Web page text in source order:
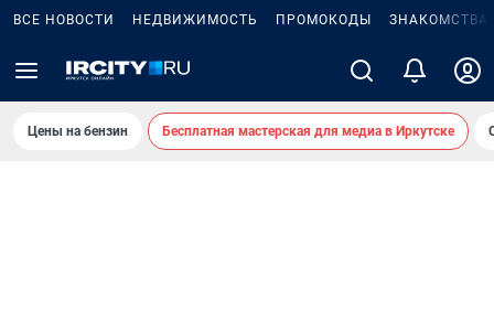
ВСЕ НОВОСТИ НЕДВИЖИМОСТЬ ПРОМОКОДЫ ЗНАКОМСТВА
Цены на бензин Бесплатная мастерская для медиа в Иркутске